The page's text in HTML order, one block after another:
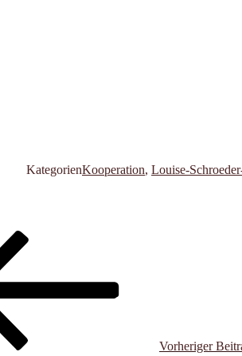
KategorienKooperation, Louise-
Vorheriger